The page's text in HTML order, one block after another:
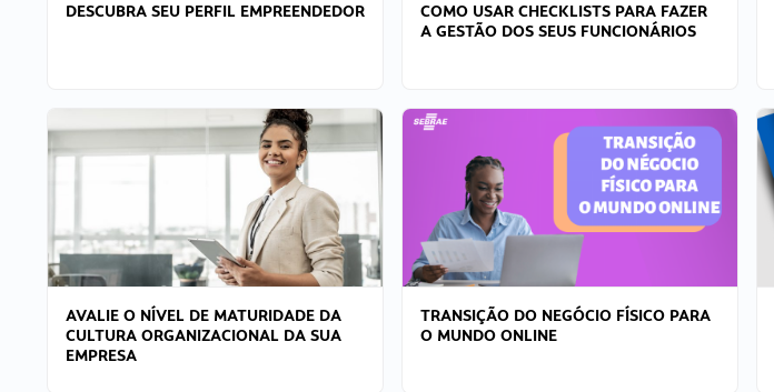
DESCUBRA SEU PERFIL EMPREENDEDOR
COMO USAR CHECKLISTS PARA FAZER
A GESTÃO DOS SEUS FUNCIONÁRIOS
AVALIE O NÍVEL DE MATURIDADE DA
CULTURA ORGANIZACIONAL DA SUA
EMPRESA
TRANSIÇÃO DO NEGÓCIO FÍSICO PARA
O MUNDO ONLINE